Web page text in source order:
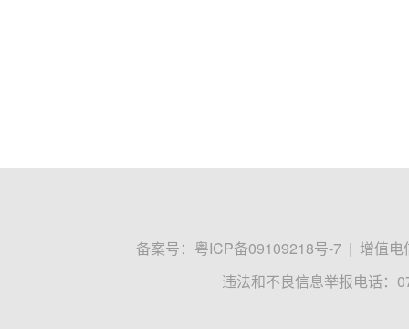
备案号： 粤ICP备09109218号-7 | 增值电
违法和不良信息举报电话：